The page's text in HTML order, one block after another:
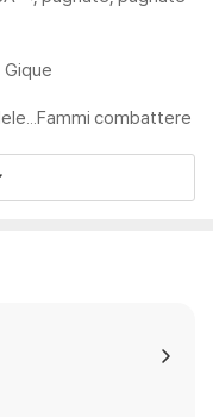
Gique
combattere